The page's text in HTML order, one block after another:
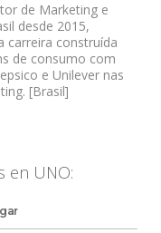
de Marketing e
desde 2015,
carreira construída
de consumo com
e Unilever nas
[Brasil]
en UNO: